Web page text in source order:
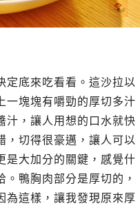
定底來吃看看。這沙拉以
一塊塊有嚼勁的厚切多汁
汁，讓人用想的口水就快
，切得很豪邁，讓人可以
是大加分的關鍵，感覺什
鴨胸肉部分是厚切的，
為這樣，讓我發現原來厚